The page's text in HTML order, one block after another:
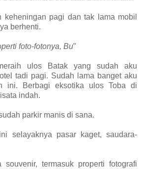
keheningan pagi dan tak lama mobil
berhenti.
foto-fotonya, Bu"
ulos Batak yang sudah aku
tadi pagi. Sudah lama banget aku
ini. Berbagi eksotika ulos Toba di
indah.
parkir manis di sana.
selayaknya pasar kaget, saudara-
termasuk properti fotografi